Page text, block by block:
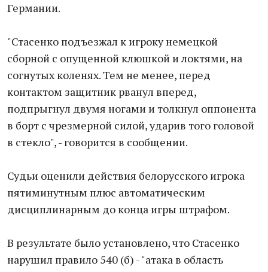
Германии.
"Стасенко подъезжал к игроку немецкой
сборной с опущенной клюшкой и локтями, на
согнутых коленях. Тем не менее, перед
контактом защитник рванул вперед,
подпрыгнул двумя ногами и толкнул оппонента
в борт с чрезмерной силой, ударив того головой
в стекло", - говорится в сообщении.
Судьи оценили действия белорусского игрока
пятиминутным плюс автоматическим
дисциплинарным до конца игры штрафом.
В результате было установлено, что Стасенко
нарушил правило 540 (б) - "атака в область